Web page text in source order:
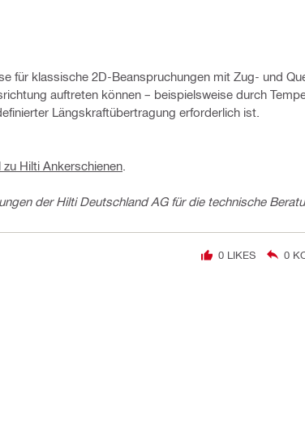
für klassische 2D-Beanspruchungen mit Zug- und
auftreten können – beispielsweise durch
Längskraftübertragung erforderlich ist.
zu Hilti Ankerschienen
der Hilti Deutschland AG für die technische
0LIKES 0